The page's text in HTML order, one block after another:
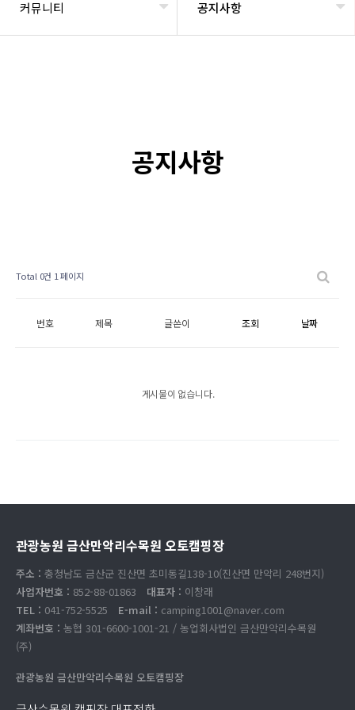
커뮤니티 공지사항
공지사항
Total 0건 1 페이지
번호 제목 글쓴이 조회 날짜
게시물이 없습니다.
관광농원 금산만악리수목원 오토캠핑장
주소 : 충청남도 금산군 진산면 초미동길138-10(진산면 만악리 248번지)
사업자번호 : 852-88-01863 대표자 : 이창래
TEL : 041-752-5525 E-mail : camping1001@naver.com
계좌번호 : 농협 301-6600-1001-21 / 농업회사법인 금산만악리수목원
(주)
관광농원 금산만악리수목원 오토캠핑장